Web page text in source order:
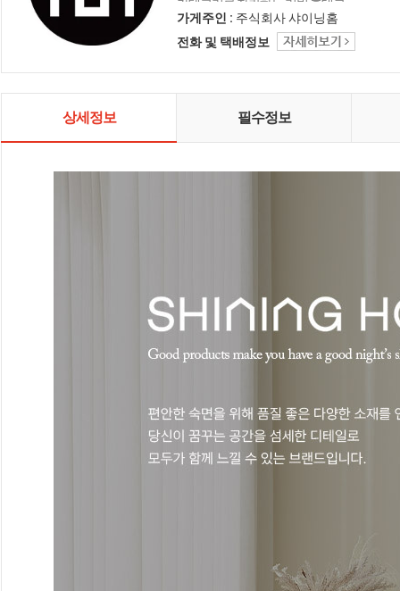
카테고리를 자랑하는 리빙 홈데코
인테리어 샤이닝홈입니다.
가게주인 : 주식회사 샤이닝홈
전화 및 택배정보
상세정보 필수정보